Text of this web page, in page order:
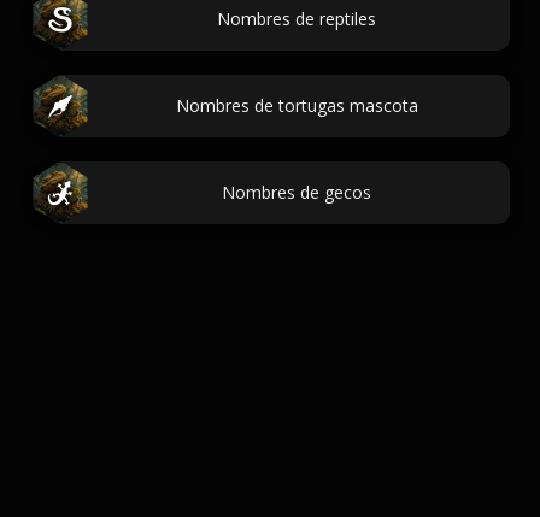
Nombres de reptiles
Nombres de tortugas mascota
Nombres de gecos